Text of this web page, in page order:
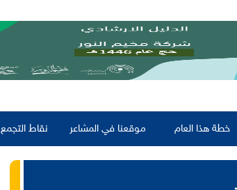
نقاط التجمع موقعنا في المشاعر خطة هذا العام